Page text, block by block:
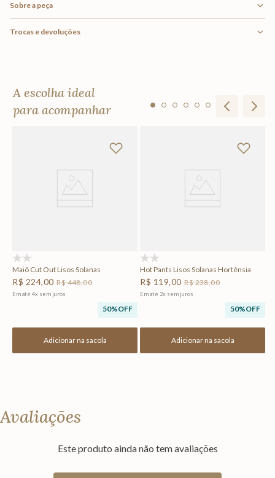
Sobre a peça
Trocas e devoluções
A escolha ideal
para acompanhar
Maiô Cut Out Lisos Solanas
R$ 224,00 R$448,00
Em até 4x sem juros
50%OFF
Adicionar na sacola
Hot Pants Lisos Solanas Hortênsia
R$ 119,00 R$238,00
Em até 2x sem juros
50%OFF
Adicionar na sacola
Avaliações
Este produto ainda não tem avaliações